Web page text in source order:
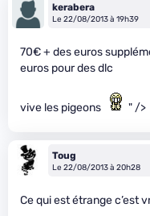
kerabera
Le 22/08/2013 à 19h39
70€ + des euros
euros pour des dlc
vive les pigeons " />
Toug
Le 22/08/2013 à 20h28
Ce qui est étrange c’est